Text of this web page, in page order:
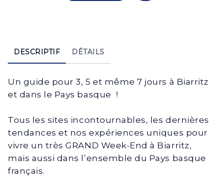
DESCRIPTIF DÉTAILS
Un guide pour 3, 5 et même 7 jours à Biarritz
et dans le Pays basque !
Tous les sites incontournables, les dernières
tendances et nos expériences uniques pour
vivre un très GRAND Week-End à Biarritz,
mais aussi dans l’ensemble du Pays basque
français.